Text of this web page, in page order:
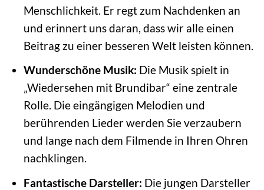
Menschlichkeit. Er regt zum Nachdenken an
und erinnert uns daran, dass wir alle einen
Beitrag zu einer besseren Welt leisten können.
Wunderschöne Musik: Die Musik spielt in
„Wiedersehen mit Brundibar“ eine zentrale
Rolle. Die eingängigen Melodien und
berührenden Lieder werden Sie verzaubern
und lange nach dem Filmende in Ihren Ohren
nachklingen.
Fantastische Darsteller: Die jungen Darsteller